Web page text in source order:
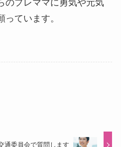
のプレママに勇気や元気
ています。
通委員会で質問します